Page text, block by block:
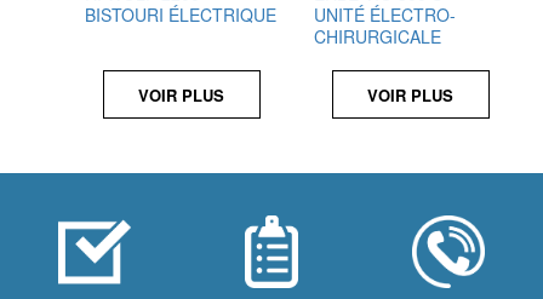
BISTOURI ÉLECTRIQUE
VOIR PLUS
UNITÉ ÉLECTRO-
CHIRURGICALE
VOIR PLUS